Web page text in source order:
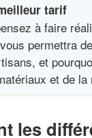
tarif
à faire
permettra
et
et de la
les